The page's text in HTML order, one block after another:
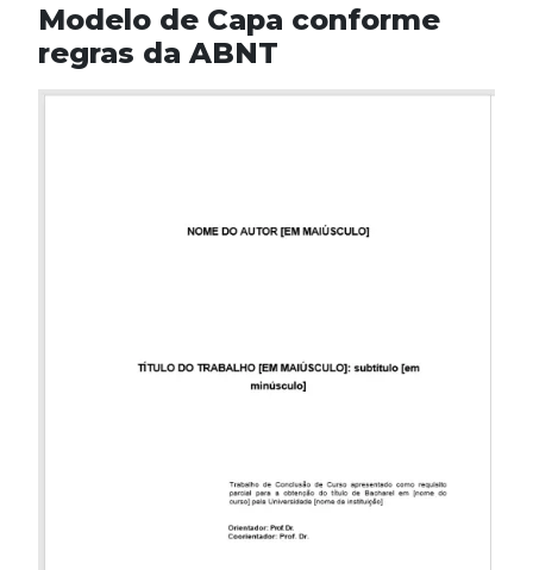
Modelo de Capa conforme
regras da ABNT